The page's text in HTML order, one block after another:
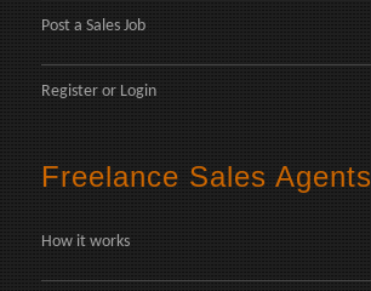
Post a Sales Job
Register or Login
Freelance Sales Agents
How it works